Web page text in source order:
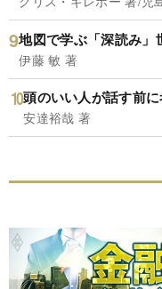
地図で学ぶ「深読み」
伊藤 敏 著
頭のいい人が話す前
安達裕哉 著